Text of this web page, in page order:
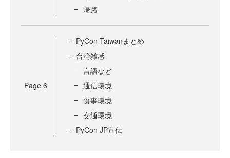
帰路
Page 6
PyCon Taiwanまとめ
台湾雑感
言語など
通信環境
食事環境
交通環境
PyCon JP宣伝